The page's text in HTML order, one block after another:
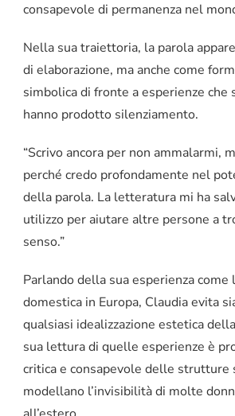
consapevole di permanenza nel
Nella sua traiettoria, la parola
di elaborazione, ma anche come
simbolica di fronte a esperienze che
hanno prodotto silenziamento.
“Scrivo ancora per non ammalarmi,
perché credo profondamente nel
della parola. La letteratura mi ha
utilizzo per aiutare altre persone a
senso.”
Parlando della sua esperienza come
domestica in Europa, Claudia evita
qualsiasi idealizzazione estetica
sua lettura di quelle esperienze è
critica e consapevole delle strutture
modellano l’invisibilità di molte